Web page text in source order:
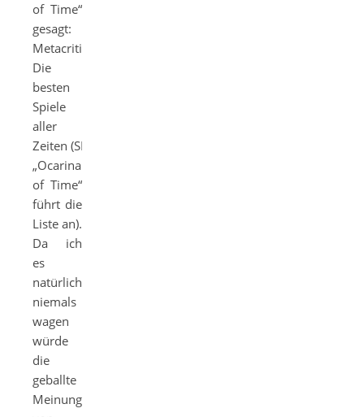
of Time“
gesagt:
Metacritic:
Die
besten
Spiele
aller
Zeiten (SPOILER:
„Ocarina
of Time“
führt die
Liste an).
Da ich
es
natürlich
niemals
wagen
würde
die
geballte
Meinungshoheit